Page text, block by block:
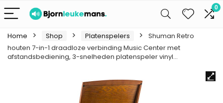
0
Home Shop Platenspelers
Shuman Retro
houten 7-in-1 draadloze verbinding Music Center met
afstandsbediening, 3-snelheden platenspeler vinyl…